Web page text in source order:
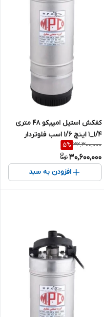
کفکش استیل امپیکو 48 متری
1/4_1 اینچ 1/6 اسب فلوتردار
S.99.48-4
32,300,000
5%
30,600,000
افزودن به سبد